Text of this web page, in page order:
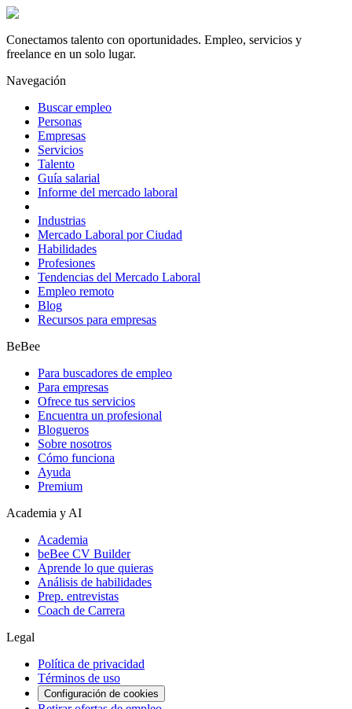
Conectamos talento con oportunidades. Empleo, servicios y
freelance en un solo lugar.
Navegación
Buscar empleo
Personas
Empresas
Servicios
Talento
Guía salarial
Informe del mercado laboral
Industrias
Mercado Laboral por Ciudad
Habilidades
Profesiones
Tendencias del Mercado Laboral
Empleo remoto
Blog
Recursos para empresas
BeBee
Para buscadores de empleo
Para empresas
Ofrece tus servicios
Encuentra un profesional
Blogueros
Sobre nosotros
Cómo funciona
Ayuda
Premium
Academia y AI
Academia
beBee CV Builder
Aprende lo que quieras
Análisis de habilidades
Prep. entrevistas
Coach de Carrera
Legal
Política de privacidad
Términos de uso
Configuración de cookies